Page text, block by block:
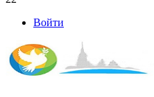
Войти